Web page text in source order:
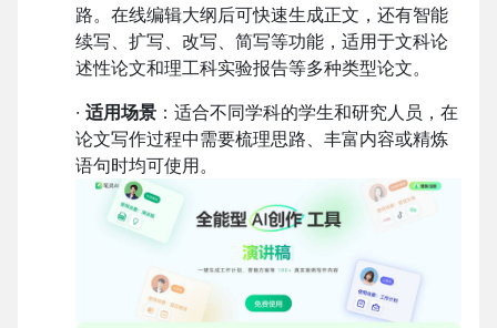
路。在线编辑大纲后可快速生成正文，还有智能
续写、扩写、改写、简写等功能，适用于文科论
述性论文和理工科实验报告等多种类型论文。
· 适用场景 ：适合不同学科的学生和研究人员，在
论文写作过程中需要梳理思路、丰富内容或精炼
语句时均可使用。